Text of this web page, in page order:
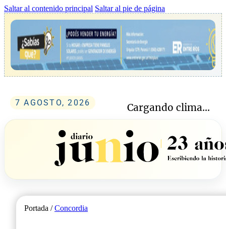
Saltar al contenido principal Saltar al pie de página
7 AGOSTO, 2026 Cargando clima...
Portada /Concordia